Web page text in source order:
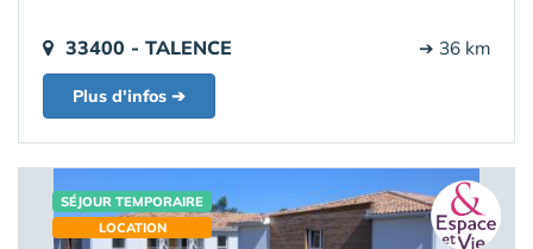
33400 - TALENCE ➔ 36 km
Plus d'infos ➔
SÉJOUR TEMPORAIRE
LOCATION